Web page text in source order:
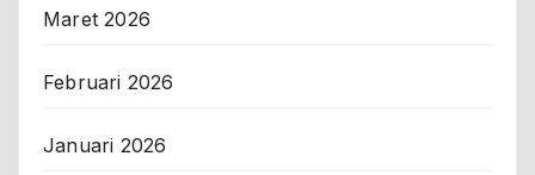
Maret 2026
Februari 2026
Januari 2026